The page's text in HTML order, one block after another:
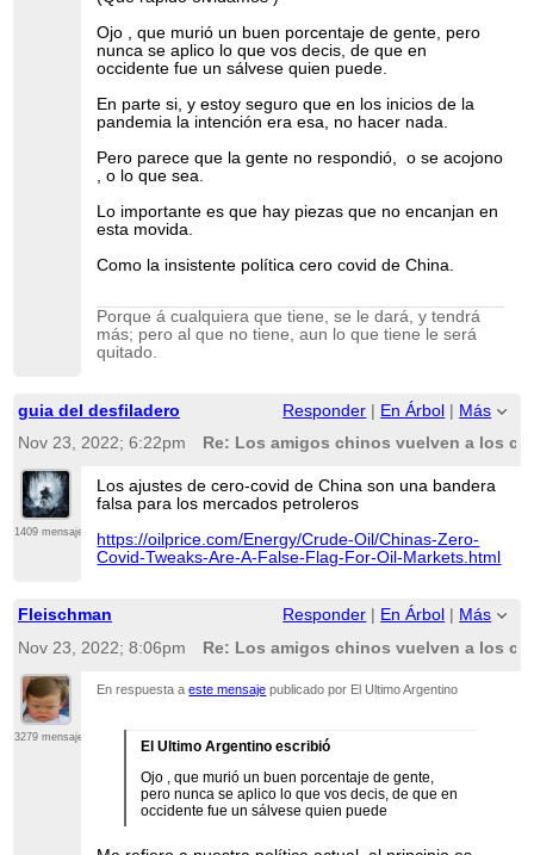
Ojo , que murió un buen porcentaje de gente, pero
nunca se aplico lo que vos decis, de que en
occidente fue un sálvese quien puede.
En parte si, y estoy seguro que en los inicios de la
pandemia la intención era esa, no hacer nada.
Pero parece que la gente no respondió, o se acojono
, o lo que sea.
Lo importante es que hay piezas que no encanjan en
esta movida.
Como la insistente política cero covid de China.
Porque á cualquiera que tiene, se le dará, y tendrá
más; pero al que no tiene, aun lo que tiene le será
quitado.
guia del desfiladero Responder En Árbol
Más
Nov 23, 2022; 6:22pm
Re: Los amigos chinos vuelven a los
1409 mensajes
Los ajustes de cero-covid de China son una bandera
falsa para los mercados petroleros
https://oilprice.com/Energy/Crude-Oil/Chinas-Zero-
Covid-Tweaks-Are-A-False-Flag-For-Oil-Markets.html
Fleischman Responder En Árbol
Más
Nov 23, 2022; 8:06pm
Re: Los amigos chinos vuelven a los
3279 mensajes
En respuesta aeste mensaje publicado por El Ultimo Argentino
El Ultimo Argentino escribió
Ojo , que murió un buen porcentaje de gente,
pero nunca se aplico lo que vos decis, de que en
occidente fue un sálvese quien puede